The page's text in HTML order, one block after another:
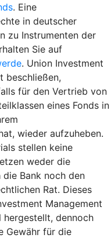
. Eine
in deutscher
zu Instrumenten der
Sie auf
. Union Investment
beschließen,
für den Vertrieb von
eines Fonds in
wieder aufzuheben.
stellen keine
weder die
Bank noch den
Rat. Dieses
Management
dennoch
Gewähr für die